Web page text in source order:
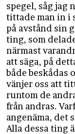
spegel, såg jag
tittade man in i
på avstånd sin
ting, som
närmast
att säga, på
både beskådas
vänjer oss att
runtom de
från andras.
angenäma, det
Alla dessa ting